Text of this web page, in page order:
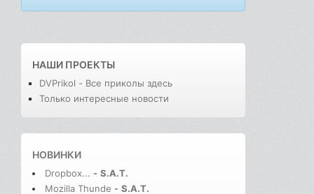
НАШИ ПРОЕКТЫ
DVPrikol - Все приколы здесь
Только интересные новости
НОВИНКИ
Dropbox... - S.A.T.
Mozilla Thunde - S.A.T.